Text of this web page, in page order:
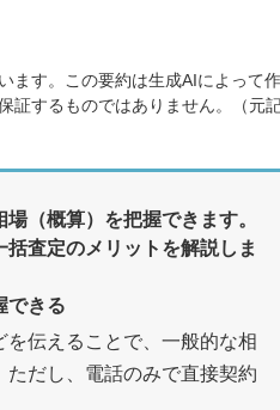
ます。この要約は生成AIによって
証するものではありません。（元
（概算）を把握できます。
査定のメリットを解説しま
できる
伝えることで、一般的な相
だし、電話のみで直接契約